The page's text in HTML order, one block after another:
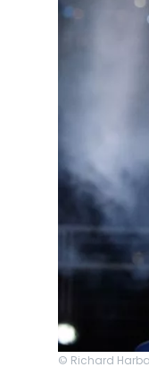
© Richard